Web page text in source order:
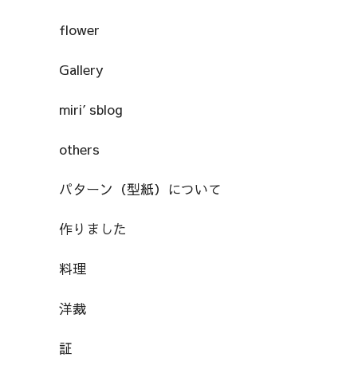
flower
Gallery
miri′sblog
others
パターン（型紙）について
作りました
料理
洋裁
証